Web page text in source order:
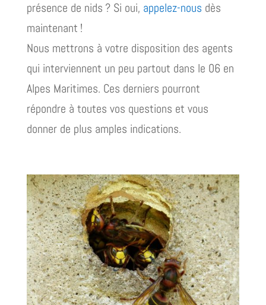
présence de nids ? Si oui, appelez-nous dès
maintenant !
Nous mettrons à votre disposition des agents
qui interviennent un peu partout dans le 06 en
Alpes Maritimes. Ces derniers pourront
répondre à toutes vos questions et vous
donner de plus amples indications.